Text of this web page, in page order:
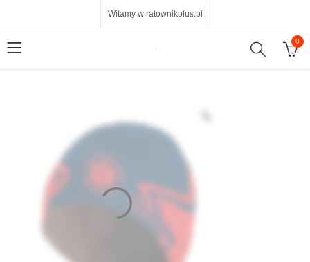
Witamy w ratownikplus.pl
0